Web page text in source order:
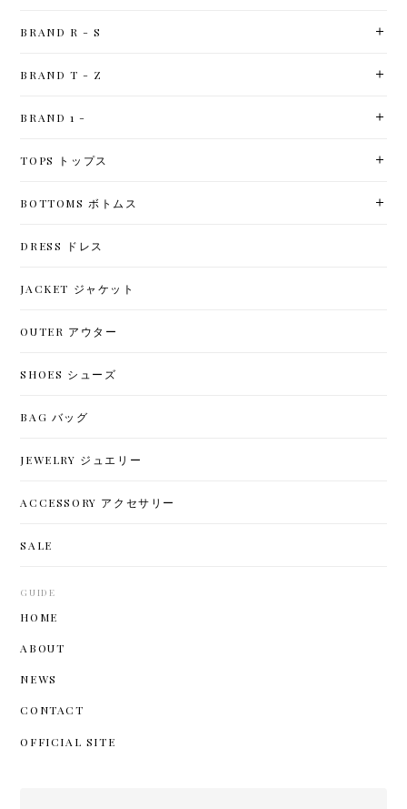
BRAND R - S
BRAND T - Z
BRAND 1 -
TOPS トップス
BOTTOMS ボトムス
DRESS ドレス
JACKET ジャケット
OUTER アウター
SHOES シューズ
BAG バッグ
JEWELRY ジュエリー
ACCESSORY アクセサリー
SALE
GUIDE
HOME
ABOUT
NEWS
CONTACT
OFFICIAL SITE